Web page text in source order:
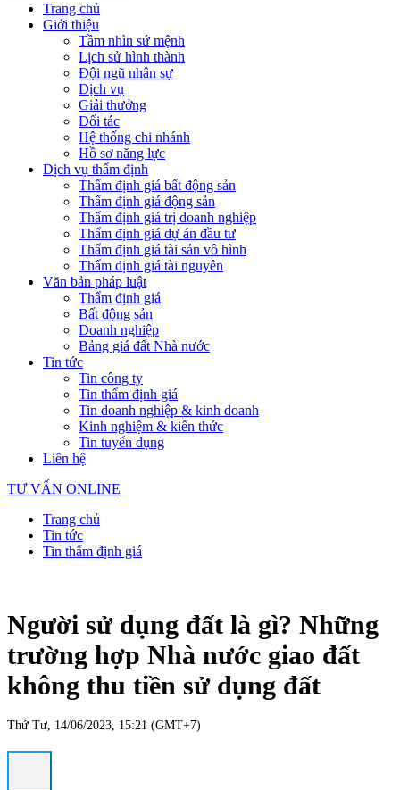
Trang chủ
Giới thiệu
Tầm nhìn sứ mệnh
Lịch sử hình thành
Đội ngũ nhân sự
Dịch vụ
Giải thưởng
Đối tác
Hệ thống chi nhánh
Hồ sơ năng lực
Dịch vụ thẩm định
Thẩm định giá bất động sản
Thẩm định giá động sản
Thẩm định giá trị doanh nghiệp
Thẩm định giá dự án đầu tư
Thẩm định giá tài sản vô hình
Thẩm định giá tài nguyên
Văn bản pháp luật
Thẩm định giá
Bất động sản
Doanh nghiệp
Bảng giá đất Nhà nước
Tin tức
Tin công ty
Tin thẩm định giá
Tin doanh nghiệp & kinh doanh
Kinh nghiệm & kiến thức
Tin tuyển dụng
Liên hệ
TƯ VẤN ONLINE
Trang chủ
Tin tức
Tin thẩm định giá
Người sử dụng đất là gì? Những
trường hợp Nhà nước giao đất
không thu tiền sử dụng đất
Thứ Tư, 14/06/2023, 15:21 (GMT+7)